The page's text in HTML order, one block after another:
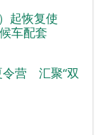
起恢复使
车配套
令营 汇聚“双